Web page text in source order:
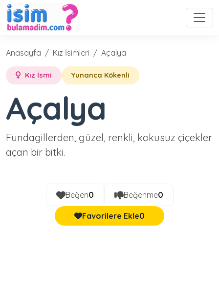
Anasayfa Kız İsimleri Açalya
Kız İsmi Yunanca Kökenli
Açalya
Fundagillerden, güzel, renkli, kokusuz çiçekler
açan bir bitki.
Beğen0 Beğenme0
Favorilere Ekle0